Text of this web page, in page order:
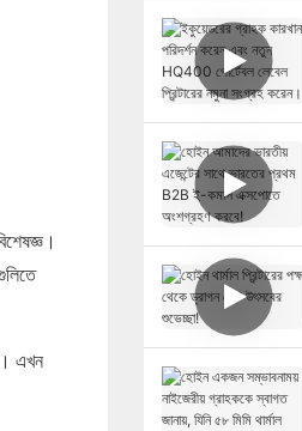
এখন